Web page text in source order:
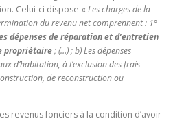
Celui-ci dispose « Les charges de la
du revenu net comprennent : 1°
dépenses de réparation et d’entretien
propriétaire; (…) ; b) Les dépenses
d’habitation, à l’exclusion des frais
de reconstruction ou
revenus fonciers à la condition d’avoir